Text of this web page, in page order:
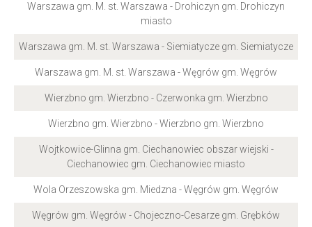
Warszawa gm. M. st. Warszawa - Drohiczyn gm. Drohiczyn
miasto
Warszawa gm. M. st. Warszawa - Siemiatycze gm. Siemiatycze
Warszawa gm. M. st. Warszawa - Węgrów gm. Węgrów
Wierzbno gm. Wierzbno - Czerwonka gm. Wierzbno
Wierzbno gm. Wierzbno - Wierzbno gm. Wierzbno
Wojtkowice-Glinna gm. Ciechanowiec obszar wiejski -
Ciechanowiec gm. Ciechanowiec miasto
Wola Orzeszowska gm. Miedzna - Węgrów gm. Węgrów
Węgrów gm. Węgrów - Chojeczno-Cesarze gm. Grębków